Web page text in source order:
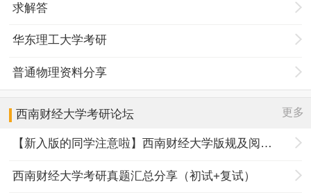
求解答
华东理工大学考研
普通物理资料分享
西南财经大学考研论坛 更多
【新入版的同学注意啦】西南财经大学版规及阅读指南
西南财经大学考研真题汇总分享（初试+复试）